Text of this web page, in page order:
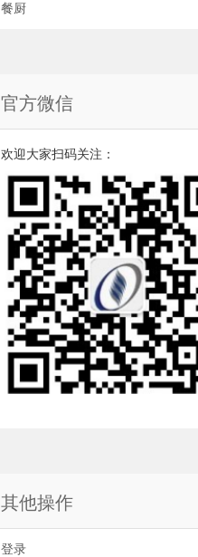
餐厨
官方微信
欢迎大家扫码关注：
其他操作
登录